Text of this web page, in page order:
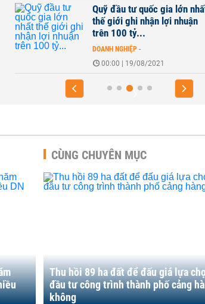
Quỹ đầu tư quốc gia lớn
thế giới ghi nhận lợi nhuận
trên 100 tỷ...
DOANH NGHIỆP -
00:00 | 19/08/2021
CÙNG CHUYÊN MỤC
Thu hồi 89 ha đất để đấu giá lựa
đầu tư công trình thành phố cảng
không